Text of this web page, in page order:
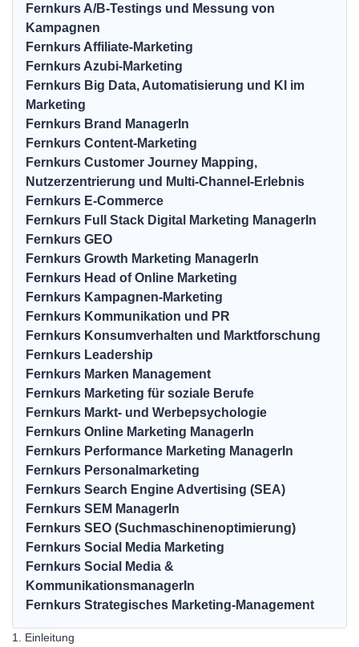
Fernkurs A/B-Testings und Messung von
Kampagnen
Fernkurs Affiliate-Marketing
Fernkurs Azubi-Marketing
Fernkurs Big Data, Automatisierung und KI im
Marketing
Fernkurs Brand ManagerIn
Fernkurs Content-Marketing
Fernkurs Customer Journey Mapping,
Nutzerzentrierung und Multi-Channel-Erlebnis
Fernkurs E-Commerce
Fernkurs Full Stack Digital Marketing ManagerIn
Fernkurs GEO
Fernkurs Growth Marketing ManagerIn
Fernkurs Head of Online Marketing
Fernkurs Kampagnen-Marketing
Fernkurs Kommunikation und PR
Fernkurs Konsumverhalten und Marktforschung
Fernkurs Leadership
Fernkurs Marken Management
Fernkurs Marketing für soziale Berufe
Fernkurs Markt- und Werbepsychologie
Fernkurs Online Marketing ManagerIn
Fernkurs Performance Marketing ManagerIn
Fernkurs Personalmarketing
Fernkurs Search Engine Advertising (SEA)
Fernkurs SEM ManagerIn
Fernkurs SEO (Suchmaschinenoptimierung)
Fernkurs Social Media Marketing
Fernkurs Social Media &
KommunikationsmanagerIn
Fernkurs Strategisches Marketing-Management
1. Einleitung